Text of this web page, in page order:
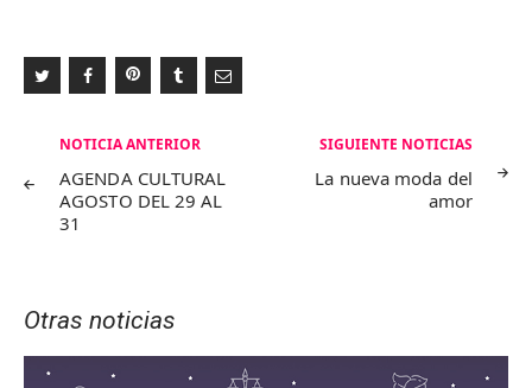
Navegación
de
entradas
NOTICIA ANTERIOR
AGENDA CULTURAL
AGOSTO DEL 29 AL
31
SIGUIENTE NOTICIAS
La nueva moda del
amor
Otras noticias